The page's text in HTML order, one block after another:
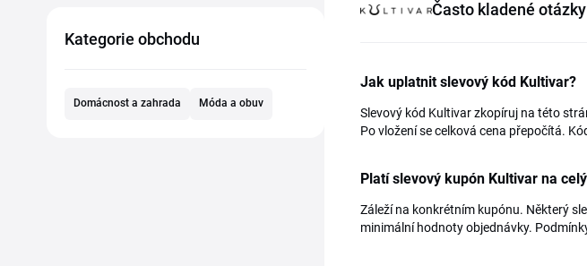
Kategorie obchodu
Domácnost a zahrada Móda a obuv
Často kladené otázky
Jak uplatnit slevový kód Kultivar?
Slevový kód Kultivar zkopíruj na této
Po vložení se celková cena přepočítá.
Platí slevový kupón Kultivar na
Záleží na konkrétním kupónu. Některý
minimální hodnoty objednávky.